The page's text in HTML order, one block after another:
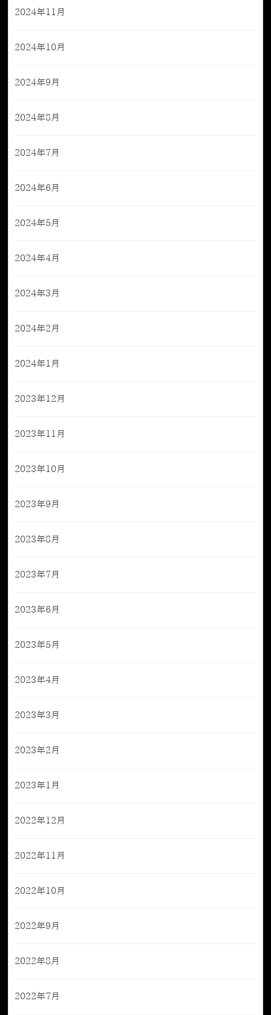
2024年11月
2024年10月
2024年9月
2024年8月
2024年7月
2024年6月
2024年5月
2024年4月
2024年3月
2024年2月
2024年1月
2023年12月
2023年11月
2023年10月
2023年9月
2023年8月
2023年7月
2023年6月
2023年5月
2023年4月
2023年3月
2023年2月
2023年1月
2022年12月
2022年11月
2022年10月
2022年9月
2022年8月
2022年7月